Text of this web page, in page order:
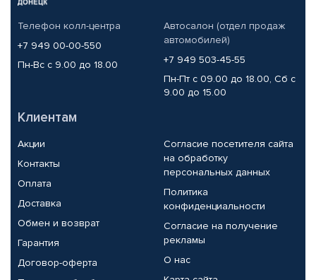
Телефон колл-центра
+7 949 00-00-550
Пн-Вс с 9.00 до 18.00
Автосалон (отдел продаж
автомобилей)
+7 949 503-45-55
Пн-Пт с 09.00 до 18.00, Сб с
9.00 до 15.00
Клиентам
Акции
Контакты
Оплата
Доставка
Обмен и возврат
Гарантия
Договор-оферта
Согласие посетителя сайта
на обработку
персональных данных
Политика
конфиденциальности
Согласие на получение
рекламы
О нас